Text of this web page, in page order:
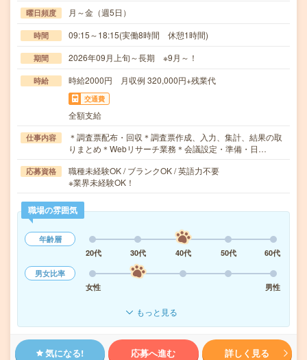
曜日頻度 月～金（週5日）
時間 09:15～18:15(実働8時間 休憩1時間)
期間 2026年09月上旬～長期 ※9月～！
時給 時給2000円 月収例 320,000円+残業代
交通費
全額支給
仕事内容
＊調査票配布・回収＊調査票作成、入力、集計、結果の取
りまとめ＊Webリサーチ業務＊会議設定・準備・日…
応募資格
職種未経験OK / ブランクOK / 英語力不要
※業界未経験OK！
職場の雰囲気
年齢層
20代
30代 40代 50代
60代
男女比率
女性
男性
もっと見る
気になる! 応募へ進む 詳しく見る